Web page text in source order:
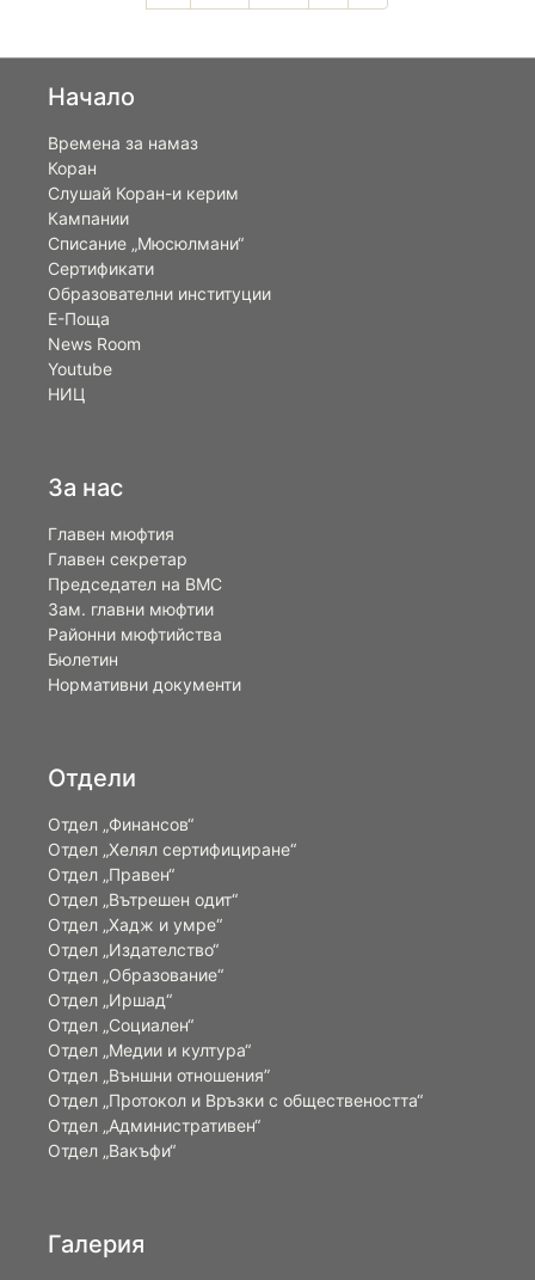
Начало
Времена за намаз
Коран
Слушай Коран-и керим
Кампании
Списание „Мюсюлмани“
Сертификати
Образователни институции
Е-Поща
News Room
Youtube
НИЦ
За нас
Главен мюфтия
Главен секретар
Председател на ВМС
Зам. главни мюфтии
Районни мюфтийства
Бюлетин
Нормативни документи
Отдели
Отдел „Финансов“
Отдел „Хелял сертифициране“
Отдел „Правен“
Отдел „Вътрешен одит“
Отдел „Хадж и умре“
Отдел „Издателство“
Отдел „Образование“
Отдел „Иршад“
Отдел „Социален“
Отдел „Медии и култура“
Отдел „Външни отношения”
Oтдел „Протокол и Връзки с обществеността“
Отдел „Административен“
Отдел „Вакъфи“
Галерия